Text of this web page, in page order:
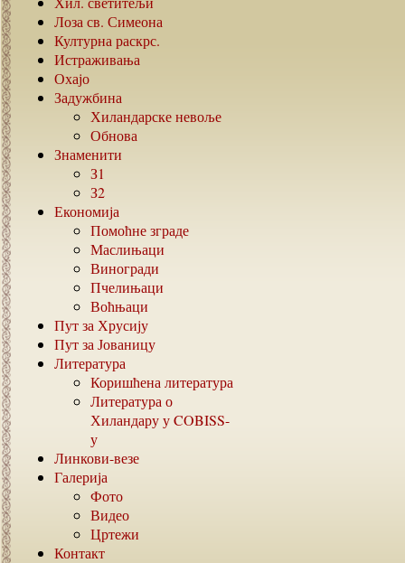
Лоза св. Симеона
Културна раскрс.
Истраживања
Охајо
Задужбина
Хиландарске невоље
Обнова
Знаменити
З1
З2
Економија
Помоћне зграде
Маслињаци
Виногради
Пчелињаци
Воћњаци
Пут за Хрусију
Пут за Јованицу
Литература
Коришћена литература
Литература о
Хиландару уCOBISS-
у
Линкови-везе
Галерија
Фото
Видео
Цртежи
Контакт